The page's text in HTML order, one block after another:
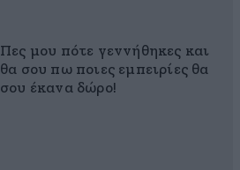
Πες μου πότε γεννήθηκες και
θα σου πω ποιες εμπειρίες θα
σου έκανα δώρο!